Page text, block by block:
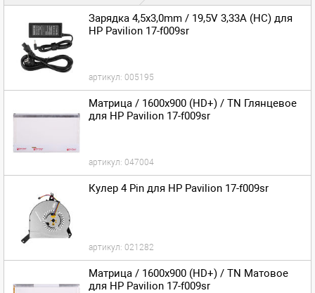
Зарядка 4,5x3,0mm / 19,5V 3,33A (HC) для
HP Pavilion 17-f009sr
артикул: 005195
Матрица / 1600x900 (HD+) / TN Глянцевое
для HP Pavilion 17-f009sr
артикул: 047004
Кулер 4 Pin для HP Pavilion 17-f009sr
артикул: 021282
Матрица / 1600x900 (HD+) / TN Матовое
для HP Pavilion 17-f009sr